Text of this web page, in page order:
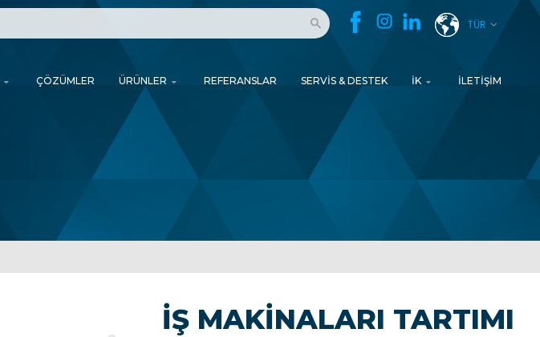
TÜR
ÇÖZÜMLER ÜRÜNLER REFERANSLAR SERVIS & DESTEK İK İLETIŞIM
İŞ MAKINALARI TARTIMI